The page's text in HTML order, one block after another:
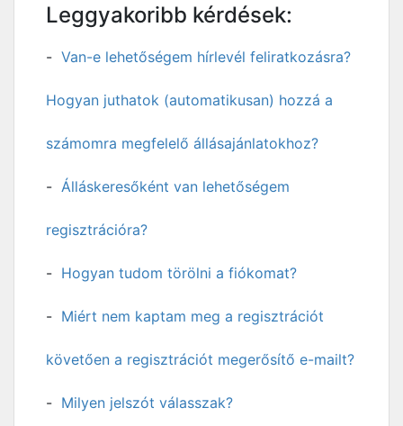
Leggyakoribb kérdések:
Van-e lehetőségem hírlevél feliratkozásra?
Hogyan juthatok (automatikusan) hozzá a
számomra megfelelő állásajánlatokhoz?
Álláskeresőként van lehetőségem
regisztrációra?
Hogyan tudom törölni a fiókomat?
Miért nem kaptam meg a regisztrációt
követően a regisztrációt megerősítő e-mailt?
Milyen jelszót válasszak?